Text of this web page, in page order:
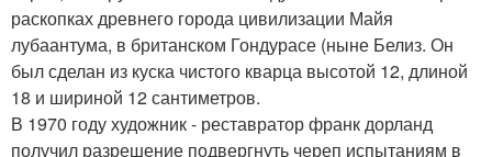
раскопках древнего города цивилизации Майя
лубаантума, в британском Гондурасе (ныне Белиз. Он
был сделан из куска чистого кварца высотой 12, длиной
18 и шириной 12 сантиметров.
В 1970 году художник - реставратор франк дорланд
получил разрешение подвергнуть череп испытаниям в